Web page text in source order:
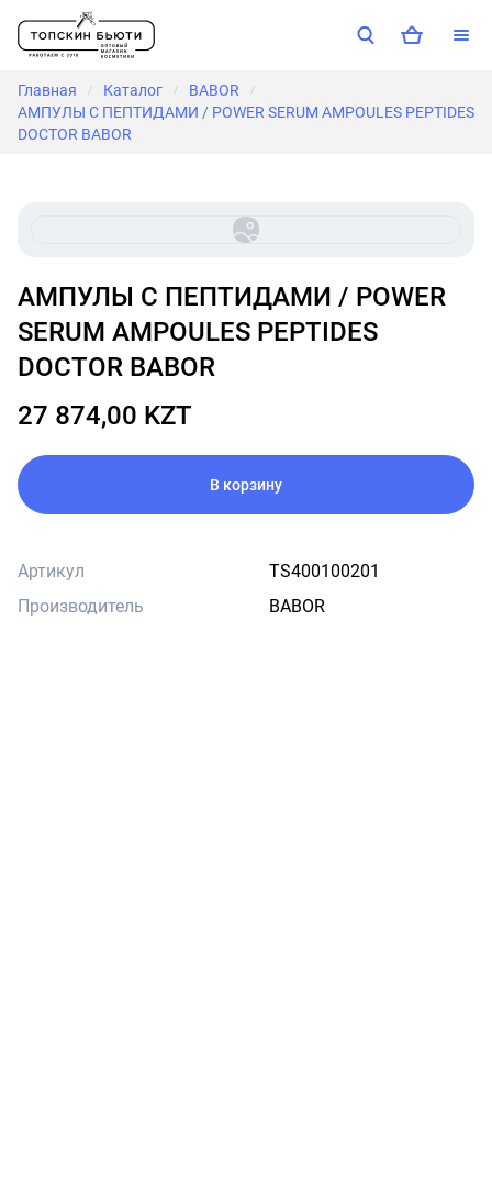
Главная / Каталог / BABOR /
АМПУЛЫ С ПЕПТИДАМИ / POWER SERUM AMPOULES PEPTIDES
DOCTOR BABOR
АМПУЛЫ С ПЕПТИДАМИ / POWER
SERUM AMPOULES PEPTIDES
DOCTOR BABOR
27 874,00 KZT
В корзину
Артикул
TS400100201
Производитель
BABOR